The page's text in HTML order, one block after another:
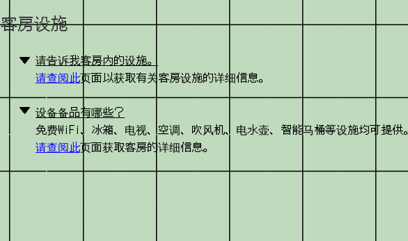
客房设施
▼
▼
请告诉我客房内的设施。
请查阅此页面以获取有关客房设施的详细信息。
设备备品有哪些？
免费WiFi、冰箱、电视、空调、吹风机、电水壶、智能马桶等设施均可提供。
请查阅此页面获取客房的详细信息。